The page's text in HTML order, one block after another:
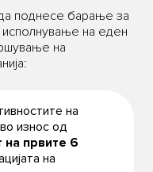
поднесе барање за
на еден
на
на
износ од
првите 6
на